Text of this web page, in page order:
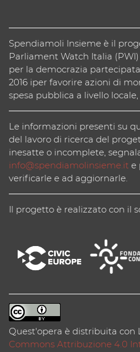
Spendiamoli Insieme è il
Parliament Watch Italia
per la democrazia
2016 iper favorire azioni di
spesa pubblica a livello locale,
Le informazioni presenti su
del lavoro di ricerca del
inesatte o incomplete,
info@spendiamolinsieme.it e
verificarle e ad aggiornarle.
Il progetto è realizzato con il
Quest'opera è distribuita con
Commons Attribuzione 4.0